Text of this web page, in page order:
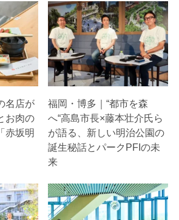
名店が
お肉の
赤坂明
福岡・博多｜“都市を森
へ“高島市長×藤本壮介氏ら
が語る、新しい明治公園の
誕生秘話とパークPFIの未
来